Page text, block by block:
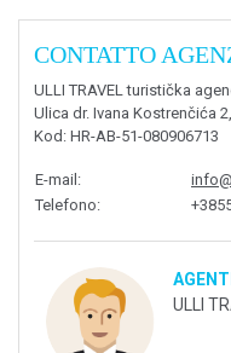
CONTATTO
ULLI TRAVEL turistička
Ulica dr. Ivana Kostrenčića
Kod : HR-AB-51-080906713
E-mail :
Telefono:
ULLI